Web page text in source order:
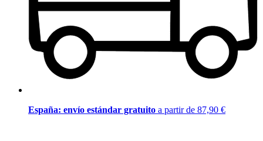
España: envío estándar gratuito a partir de 87,90 €